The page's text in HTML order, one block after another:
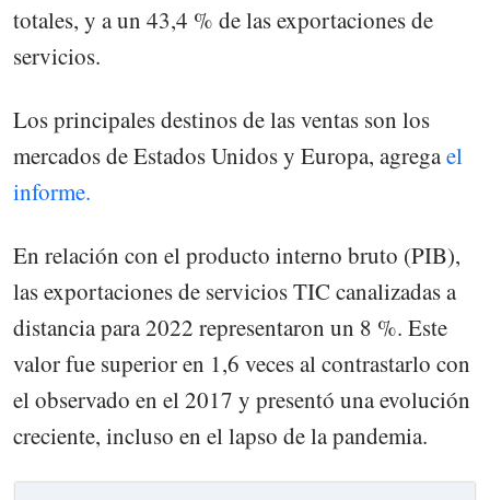
totales, y a un 43,4 % de las exportaciones de
servicios.
Los principales destinos de las ventas son los
mercados de Estados Unidos y Europa, agregael
informe.
En relación con el producto interno bruto (PIB),
las exportaciones de servicios TIC canalizadas a
distancia para 2022 representaron un 8 %. Este
valor fue superior en 1,6 veces al contrastarlo con
el observado en el 2017 y presentó una evolución
creciente, incluso en el lapso de la pandemia.